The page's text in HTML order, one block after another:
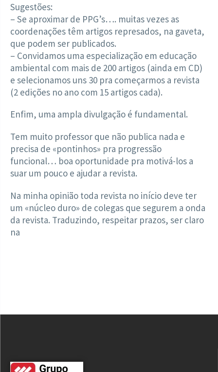
Sugestões:
– Se aproximar de PPG’s…. muitas vezes as
coordenações têm artigos represados, na gaveta,
que podem ser publicados.
– Convidamos uma especialização em educação
ambiental com mais de 200 artigos (ainda em CD)
e selecionamos uns 30 pra começarmos a revista
(2 edições no ano com 15 artigos cada).
Enfim, uma ampla divulgação é fundamental.
Tem muito professor que não publica nada e
precisa de «pontinhos» pra progressão
funcional… boa oportunidade pra motivá-los a
suar um pouco e ajudar a revista.
Na minha opinião toda revista no início deve ter
um «núcleo duro» de colegas que segurem a onda
da revista. Traduzindo, respeitar prazos, ser claro
na